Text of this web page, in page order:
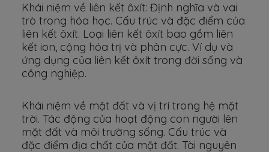
Khái niệm về liên kết ôxít: Định nghĩa và vai
trò trong hóa học. Cấu trúc và đặc điểm của
liên kết ôxít. Loại liên kết ôxít bao gồm liên
kết ion, cộng hóa trị và phân cực. Ví dụ và
ứng dụng của liên kết ôxít trong đời sống và
công nghiệp.
Khái niệm về mặt đất và vị trí trong hệ mặt
trời. Tác động của hoạt động con người lên
mặt đất và môi trường sống. Cấu trúc và
đặc điểm địa chất của mặt đất. Tài nguyên